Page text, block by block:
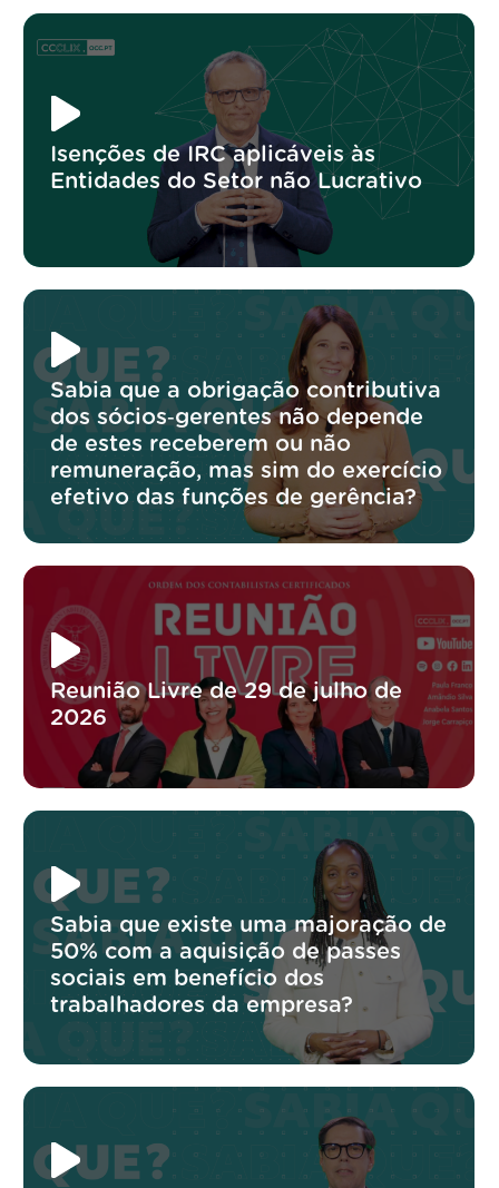
Isenções de IRC aplicáveis às
Entidades do Setor não Lucrativo
Sabia que a obrigação contributiva
dos sócios‑gerentes não depende
de estes receberem ou não
remuneração, mas sim do exercício
efetivo das funções de gerência?
Reunião Livre de 29 de julho de
2026
Sabia que existe uma majoração de
50% com a aquisição de passes
sociais em benefício dos
trabalhadores da empresa?